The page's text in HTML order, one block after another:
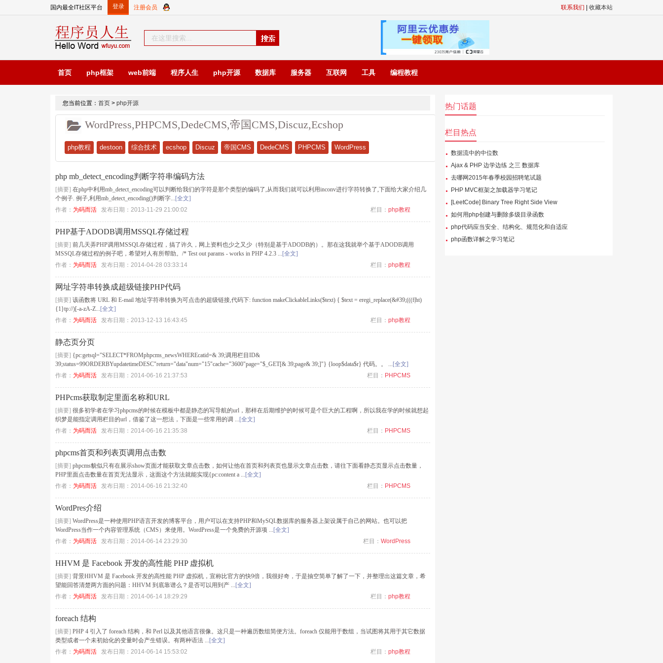
国内最全IT社区平台 联系我们 收藏本站
首页 php框架 web前端 程序人生 php开源 数据库 服务器 互联网 工具 编程教程
您当前位置： 首页 > php开源
WordPress,PHPCMS,DedeCMS,帝国CMS,Discuz,Ecshop
php教程 destoon 综合技术 ecshop Discuz 帝国CMS DedeCMS PHPCMS WordPress
php mb_detect_encoding判断字符串编码方法
[摘要] 在php中利用mb_detect_encoding可以判断给我们的字符是那个类型的编码了,从而我们就可以利用inconv进行字符转换了,下面给大家介绍几
个例子. 例子,利用mb_detect_encoding()判断字... [全文]
栏目： php教程
作者： 为码而活 发布日期：2013-11-29 21:00:02
PHP基于ADODB调用MSSQL存储过程
[摘要] 前几天弄PHP调用MSSQL存储过程，搞了许久，网上资料也少之又少（特别是基于ADODB的）。那在这我就举个基于ADODB调用
MSSQL存储过程的例子吧，希望对人有所帮助。/* Test out params - works in PHP 4.2.3 ... [全文]
栏目： php教程
作者： 为码而活 发布日期：2014-04-28 03:33:14
网址字符串转换成超级链接PHP代码
[摘要] 该函数将 URL 和 E-mail 地址字符串转换为可点击的超级链接,代码下: function makeClickableLinks($text) { $text = eregi_replace(&#39;(((f|ht)
{1}tp://)[-a-zA-Z... [全文]
栏目： php教程
作者： 为码而活 发布日期：2013-12-13 16:43:45
静态页分页
[摘要] {pc:getsql="SELECT*FROMphpcms_newsWHEREcatid=& 39;调用栏目ID&
39;status=99ORDERBYupdatetimeDESC"return="data"num="15"cache="3600"page="$_GET[& 39;page& 39;]"} {loop$data$r} 代码。。 ... [全文]
栏目： PHPCMS
作者： 为码而活 发布日期：2014-06-16 21:37:53
PHPcms获取制定里面名称和URL
[摘要] 很多初学者在学习phpcms的时候在模板中都是静态的写导航的url，那样在后期维护的时候可是个巨大的工程啊，所以我在学的时候就想起
织梦是能指定调用栏目的url，借鉴了这一想法，下面是一些常用的调 ... [全文]
栏目： PHPCMS
作者： 为码而活 发布日期：2014-06-16 21:35:38
phpcms首页和列表页调用点击数
[摘要] phpcms貌似只有在展示show页面才能获取文章点击数，如何让他在首页和列表页也显示文章点击数，请往下面看静态页显示点击数量，
PHP里面点击数量在首页无法显示，这面这个方法就能实现{pc:content a ... [全文]
栏目： PHPCMS
作者： 为码而活 发布日期：2014-06-16 21:32:40
WordPres介绍
[摘要] WordPress是一种使用PHP语言开发的博客平台，用户可以在支持PHP和MySQL数据库的服务器上架设属于自己的网站。也可以把
WordPress当作一个内容管理系统（CMS）来使用。WordPress是一个免费的开源项 ... [全文]
栏目： WordPress
作者： 为码而活 发布日期：2014-06-14 23:29:30
HHVM 是 Facebook 开发的高性能 PHP 虚拟机
[摘要] 背景HHVM 是 Facebook 开发的高性能 PHP 虚拟机，宣称比官方的快9倍，我很好奇，于是抽空简单了解了一下，并整理出这篇文章，希
望能回答清楚两方面的问题：HHVM 到底靠谱么？是否可以用到产 ... [全文]
栏目： php教程
作者： 为码而活 发布日期：2014-06-14 18:29:29
foreach 结构
[摘要] PHP 4 引入了 foreach 结构，和 Perl 以及其他语言很像。这只是一种遍历数组简便方法。foreach 仅能用于数组，当试图将其用于其它数据
类型或者一个未初始化的变量时会产生错误。有两种语法 ... [全文]
栏目： php教程
作者： 为码而活 发布日期：2014-06-14 15:53:02
热门话题
栏目热点
数据流中的中位数
Ajax & PHP 边学边练 之三 数据库
去哪网2015年春季校园招聘笔试题
PHP MVC框架之加载器学习笔记
[LeetCode] Binary Tree Right Side View
如何用php创建与删除多级目录函数
php代码应当安全、结构化、规范化和自适应
php函数详解之学习笔记